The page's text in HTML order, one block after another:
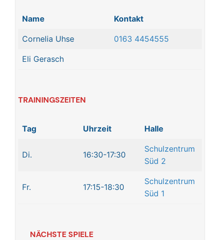
Name Kontakt
Cornelia Uhse 0163 4454555
Eli Gerasch
TRAININGSZEITEN
Tag Uhrzeit Halle
Di. 16:30-17:30
Schulzentrum
Süd 2
Fr. 17:15-18:30
Schulzentrum
Süd 1
NÄCHSTE SPIELE